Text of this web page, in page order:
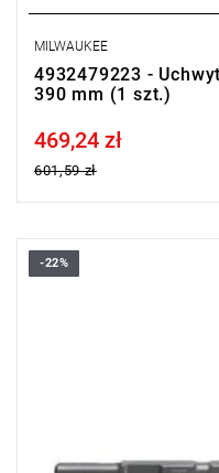
MILWAUKEE
4932479223 -
390 mm (1 szt.)
Price tax included
469,24 zł
601,59 zł
Idealne do szerokiego
-22%